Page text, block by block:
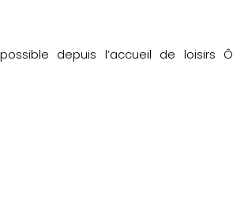
depuis l’accueil de loisirs Ô